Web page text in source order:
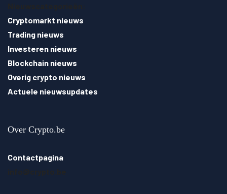
Cryptomarkt nieuws
Trading nieuws
Investeren nieuws
Blockchain nieuws
Overig crypto nieuws
Actuele nieuwsupdates
Over Crypto.be
Contactpagina